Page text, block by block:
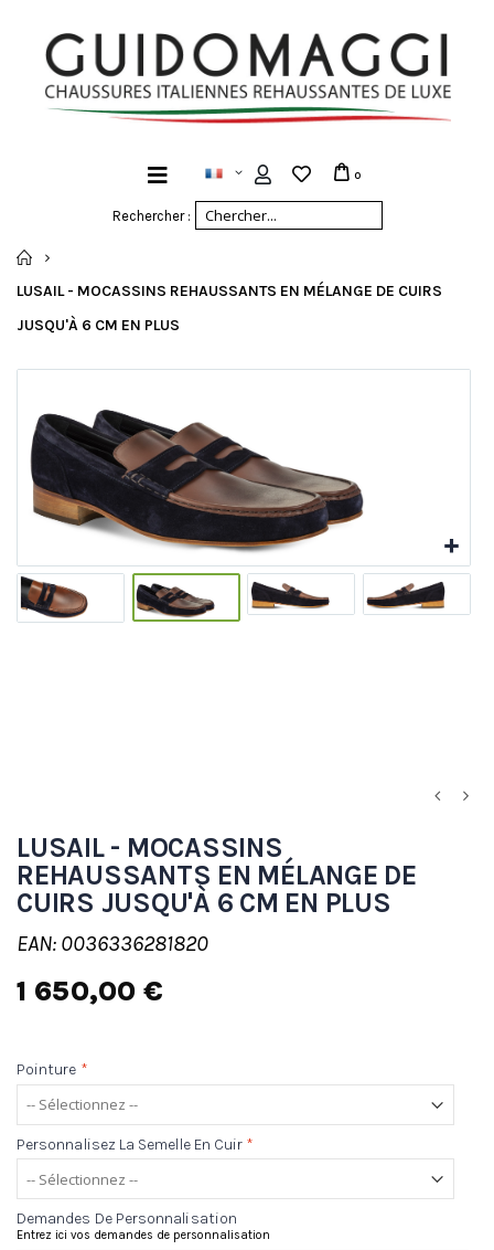
Rechercher :
0
LUSAIL - MOCASSINS REHAUSSANTS EN MÉLANGE DE CUIRS
JUSQU'À 6 CM EN PLUS
LUSAIL - MOCASSINS
REHAUSSANTS EN MÉLANGE DE
CUIRS JUSQU'À 6 CM EN PLUS
EAN: 0036336281820
1 650,00 €
Pointure *
Personnalisez La Semelle En Cuir *
Demandes De Personnalisation
Entrez ici vos demandes de personnalisation